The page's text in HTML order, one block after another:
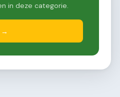
in deze categorie.
→